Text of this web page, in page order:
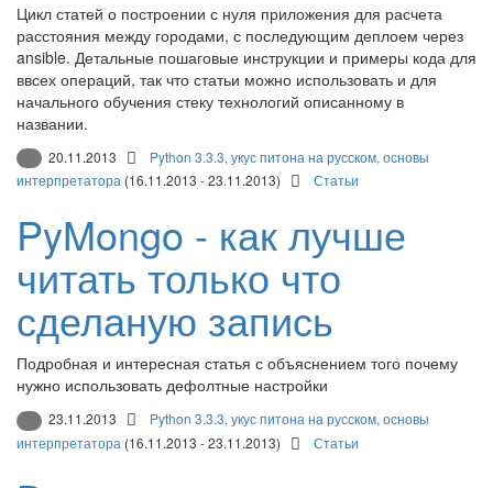
Цикл статей о построении с нуля приложения для расчета
расстояния между городами, с последующим деплоем через
ansible. Детальные пошаговые инструкции и примеры кода для
ввсех операций, так что статьи можно использовать и для
начального обучения стеку технологий описанному в
названии.
20.11.2013
Python 3.3.3, укус питона на русском, основы
интерпретатора (16.11.2013 - 23.11.2013) Статьи
PyMongo - как лучше
читать только что
сделаную запись
Подробная и интересная статья с объяснением того почему
нужно использовать дефолтные настройки
23.11.2013
Python 3.3.3, укус питона на русском, основы
интерпретатора (16.11.2013 - 23.11.2013) Статьи